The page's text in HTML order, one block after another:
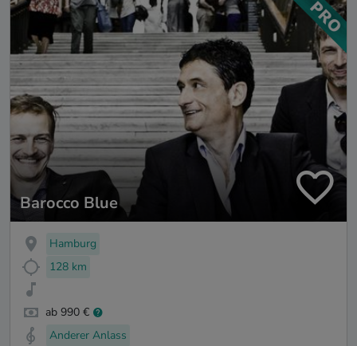
Barocco Blue
Hamburg
128 km
ab 990 €
Anderer Anlass